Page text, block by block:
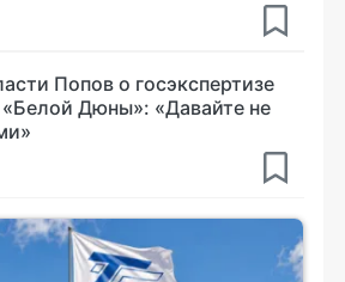
Попов о госэкспертизе
Дюны»: «Давайте не